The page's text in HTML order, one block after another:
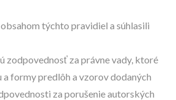
týchto pravidiel a súhlasili
zodpovednosť za právne vady, ktoré
a formy predlôh a vzorov dodaných
za porušenie autorských